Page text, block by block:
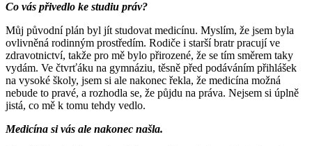
Co vás přivedlo ke studiu práv?
Můj původní plán byl jít studovat medicínu. Myslím, že jsem byla
ovlivněná rodinným prostředím. Rodiče i starší bratr pracují ve
zdravotnictví, takže pro mě bylo přirozené, že se tím směrem taky
vydám. Ve čtvrťáku na gymnáziu, těsně před podáváním přihlášek
na vysoké školy, jsem si ale nakonec řekla, že medicína možná
nebude to pravé, a rozhodla se, že půjdu na práva. Nejsem si úplně
jistá, co mě k tomu tehdy vedlo.
Medicína si vás ale nakonec našla.